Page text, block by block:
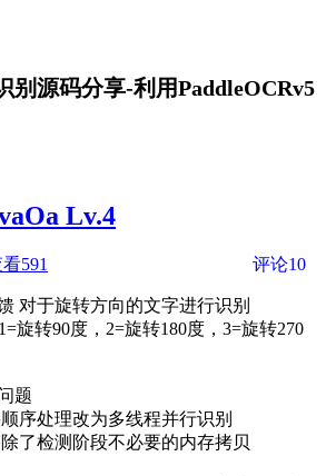
别源码分享-利用PaddleOCRv5
Lv.4
591 评论10
对于旋转方向的文字进行识别
旋转90度，2=旋转180度，3=旋转270
题
序处理改为多线程并行识别
了检测阶段不必要的内存拷贝